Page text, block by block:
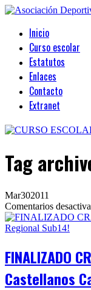
Inicio
Curso escolar
Estatutos
Enlaces
Contacto
Extranet
Tag
Mar302011
Comentarios
FINALIZADO
Castellanos